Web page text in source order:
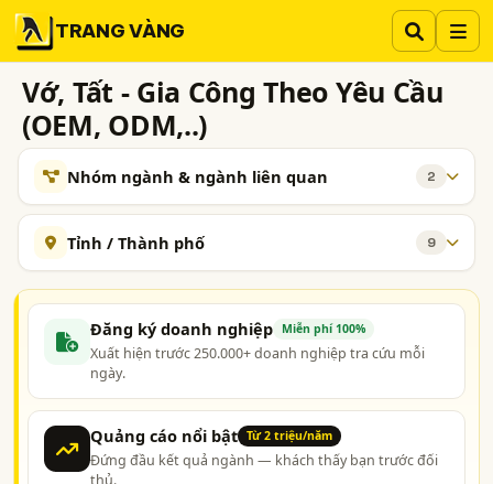
TRANG VÀNG
Vớ, Tất - Gia Công Theo Yêu Cầu
(OEM, ODM,..)
Nhóm ngành & ngành liên quan 2
TAG NGÀNH NGHỀ
công ty sản xuất gia công vớ theo yêu cầu (oem vớ)
công ty sản xuất gia công tất theo yêu cầu (oem tất)
Tỉnh / Thành phố 9
Hà Nội TP. Hồ Chí Minh (TPHCM)
Đồng Nai
Bình Dương
Bắc Ninh Hưng Yên
Thái Bình
Thừa Thiên Huế
Long An
Đăng ký doanh nghiệp Miễn phí 100%
Xuất hiện trước 250.000+ doanh nghiệp tra cứu mỗi
ngày.
Quảng cáo nổi bật Từ 2 triệu/năm
Đứng đầu kết quả ngành — khách thấy bạn trước đối
thủ.